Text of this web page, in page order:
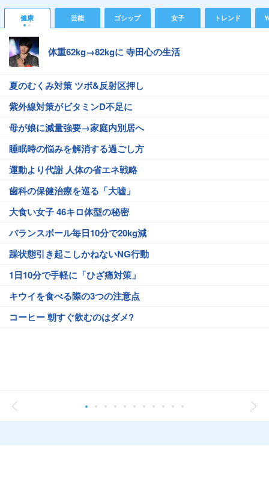
健康 芸能 ゴシップ 女子 トレンド
体重62kg→82kgに 寺田心の生活
夏のむくみ対策 ツボ&反射区押し
紫外線対策がビタミンD不足に
母が娘に減量強要→家庭内別居へ
睡眠時の悩みを解消する過ごし方
運動より代謝 人体の省エネ戦略
歯科の保健治療を巡る「大嘘」
大食い女子 46キロ体型の秘密
バランスボール毎日10分で20kg減
躁状態引き起こしかねないNG行動
1日10分で手軽に「ひざ痛対策」
キウイを食べる際の3つの注意点
コーヒー 朝すぐ飲むのはダメ?